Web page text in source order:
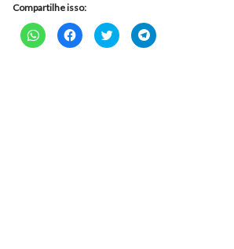
Compartilhe isso:
Clique
para
compartilhar
Clique
para
compartilhar
Clique
para
compartilhar
Clique
para